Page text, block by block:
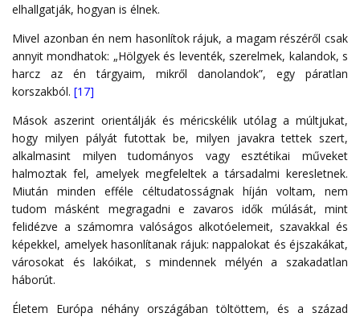
elhallgatják, hogyan is élnek.
Mivel azonban én nem hasonlítok rájuk, a magam részéről csak
annyit mondhatok: „Hölgyek és leventék, szerelmek, kalandok, s
harcz az én tárgyaim, mikről danolandok”, egy páratlan
korszakból. [17]
Mások aszerint orientálják és méricskélik utólag a múltjukat,
hogy milyen pályát futottak be, milyen javakra tettek szert,
alkalmasint milyen tudományos vagy esztétikai műveket
halmoztak fel, amelyek megfeleltek a társadalmi keresletnek.
Miután minden efféle céltudatosságnak híján voltam, nem
tudom másként megragadni e zavaros idők múlását, mint
felidézve a számomra valóságos alkotóelemeit, szavakkal és
képekkel, amelyek hasonlítanak rájuk: nappalokat és éjszakákat,
városokat és lakóikat, s mindennek mélyén a szakadatlan
háborút.
Életem Európa néhány országában töltöttem, és a század